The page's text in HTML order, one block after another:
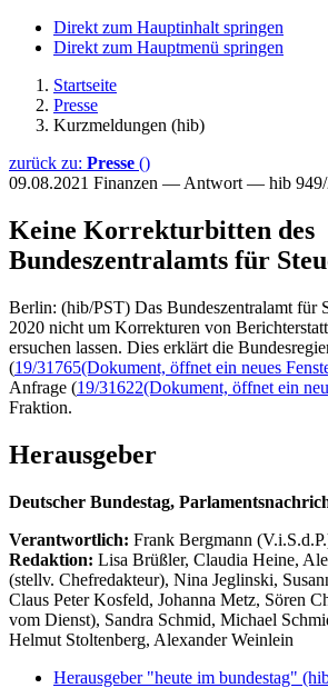
Direkt zum Hauptinhalt springen
Direkt zum Hauptmenü springen
Startseite
Presse
Kurzmeldungen (hib)
zurück zu: Presse ()
09.08.2021 Finanzen — Antwort — hib 949/
Keine Korrekturbitten des
Bundeszentralamts für
Berlin: (hib/PST) Das Bundeszentralamt für
2020 nicht um Korrekturen von
ersuchen lassen. Dies erklärt die
(19/31765(Dokument, öffnet ein neues
Anfrage (19/31622(Dokument, öffnet ein
Fraktion.
Herausgeber
Deutscher Bundestag,
Verantwortlich: Frank Bergmann
Redaktion: Lisa Brüßler, Claudia Heine,
(stellv. Chefredakteur), Nina Jeglinski,
Claus Peter Kosfeld, Johanna Metz, Sören
vom Dienst), Sandra Schmid, Michael
Helmut Stoltenberg, Alexander Weinlein
Herausgeber "heute im bundestag"